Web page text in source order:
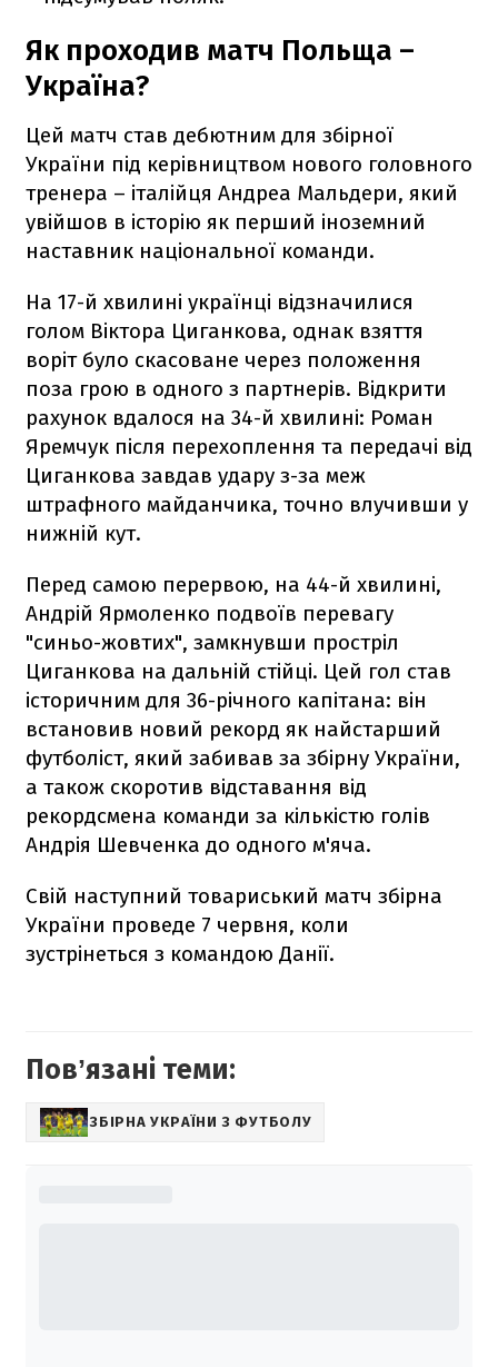
Як проходив матч Польща –
Україна?
Цей матч став дебютним для збірної
України під керівництвом нового головного
тренера – італійця Андреа Мальдери, який
увійшов в історію як перший іноземний
наставник національної команди.
На 17-й хвилині українці відзначилися
голом Віктора Циганкова, однак взяття
воріт було скасоване через положення
поза грою в одного з партнерів. Відкрити
рахунок вдалося на 34-й хвилині: Роман
Яремчук після перехоплення та передачі від
Циганкова завдав удару з-за меж
штрафного майданчика, точно влучивши у
нижній кут.
Перед самою перервою, на 44-й хвилині,
Андрій Ярмоленко подвоїв перевагу
"синьо-жовтих", замкнувши простріл
Циганкова на дальній стійці. Цей гол став
історичним для 36-річного капітана: він
встановив новий рекорд як найстарший
футболіст, який забивав за збірну України,
а також скоротив відставання від
рекордсмена команди за кількістю голів
Андрія Шевченка до одного м'яча.
Свій наступний товариський матч збірна
України проведе 7 червня, коли
зустрінеться з командою Данії.
Повʼязані теми:
ЗБІРНА УКРАЇНИ З ФУТБОЛУ